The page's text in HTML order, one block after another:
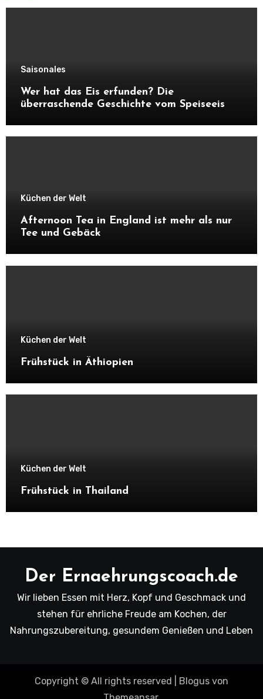
Saisonales
Wer hat das Eis erfunden? Die
überraschende Geschichte vom Speiseeis
Küchen der Welt
Afternoon Tea in England ist mehr als nur
Tee und Gebäck
Küchen der Welt
Frühstück in Äthiopien
Küchen der Welt
Frühstück in Thailand
Der Ernaehrungscoach.de
Wir lieben Essen mit Herz, Kopf und Geschmack und
stehen für ehrliche Freude am Kochen, der
Nahrungszubereitung, gesundem Genießen und Leben
Copyright © All rights reserved Blogus von